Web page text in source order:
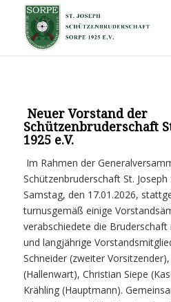
Neuer Vorstand der
Schützenbruderschaft
1925 e.V.
Im Rahmen der
Schützenbruderschaft St.
Samstag, den 17.01.2026,
turnusgemäß einige
verabschiedete die
und langjährige
Schneider (zweiter
(Hallenwart), Christian Siepe
Krähling (Hauptmann).